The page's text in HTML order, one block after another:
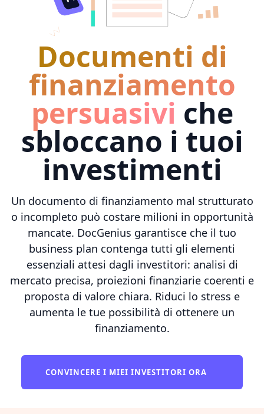
Documenti di
finanziamento
persuasivi che
sbloccano i tuoi
investimenti
Un documento di finanziamento mal strutturato
o incompleto può costare milioni in opportunità
mancate. DocGenius garantisce che il tuo
business plan contenga tutti gli elementi
essenziali attesi dagli investitori: analisi di
mercato precisa, proiezioni finanziarie coerenti e
proposta di valore chiara. Riduci lo stress e
aumenta le tue possibilità di ottenere un
finanziamento.
CONVINCERE I MIEI INVESTITORI ORA